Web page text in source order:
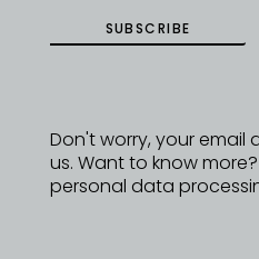
SUBSCRIBE
Don't worry, your email
us. Want to know
personal data